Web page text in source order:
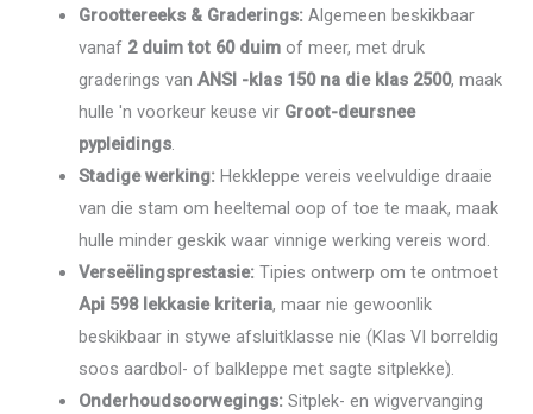
Groottereeks & Graderings: Algemeen beskikbaar
vanaf 2 duim tot 60 duim of meer, met druk
graderings vanANSI -klas 150 na die klas 2500, maak
hulle 'n voorkeur keuse vir Groot-deursnee
pypleidings.
Stadige werking: Hekkleppe vereis veelvuldige draaie
van die stam om heeltemal oop of toe te maak, maak
hulle minder geskik waar vinnige werking vereis word.
Verseëlingsprestasie: Tipies ontwerp om te ontmoet
Api 598 lekkasie kriteria, maar nie gewoonlik
beskikbaar in stywe afsluitklasse nie (Klas VI borreldig
soos aardbol- of balkleppe met sagte sitplekke).
Onderhoudsoorwegings: Sitplek- en wigvervanging